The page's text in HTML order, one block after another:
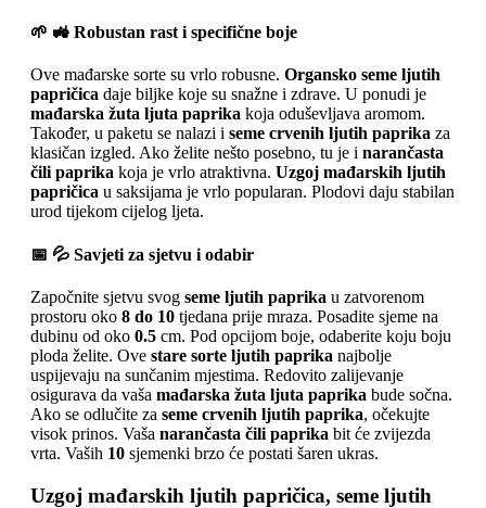
🌱 🚜 Robustan rast i specifične boje
Ove mađarske sorte su vrlo robusne. Organsko seme ljutih
papričica daje biljke koje su snažne i zdrave. U ponudi je
mađarska žuta ljuta paprika koja oduševljava aromom.
Također, u paketu se nalazi i seme crvenih ljutih paprika za
klasičan izgled. Ako želite nešto posebno, tu je i narančasta
čili paprika koja je vrlo atraktivna. Uzgoj mađarskih ljutih
papričica u saksijama je vrlo popularan. Plodovi daju stabilan
urod tijekom cijelog ljeta.
📅 💦 Savjeti za sjetvu i odabir
Započnite sjetvu svog seme ljutih paprika u zatvorenom
prostoru oko 8 do 10 tjedana prije mraza. Posadite sjeme na
dubinu od oko 0.5 cm. Pod opcijom boje, odaberite koju boju
ploda želite. Ove stare sorte ljutih paprika najbolje
uspijevaju na sunčanim mjestima. Redovito zalijevanje
osigurava da vaša mađarska žuta ljuta paprika bude sočna.
Ako se odlučite za seme crvenih ljutih paprika, očekujte
visok prinos. Vaša narančasta čili paprika bit će zvijezda
vrta. Vaših 10 sjemenki brzo će postati šaren ukras.
Uzgoj mađarskih ljutih papričica, seme ljutih